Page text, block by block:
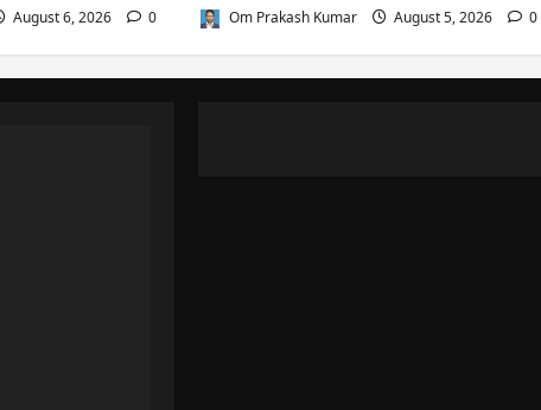
August 6, 2026 0 Om Prakash Kumar August 5, 2026 0